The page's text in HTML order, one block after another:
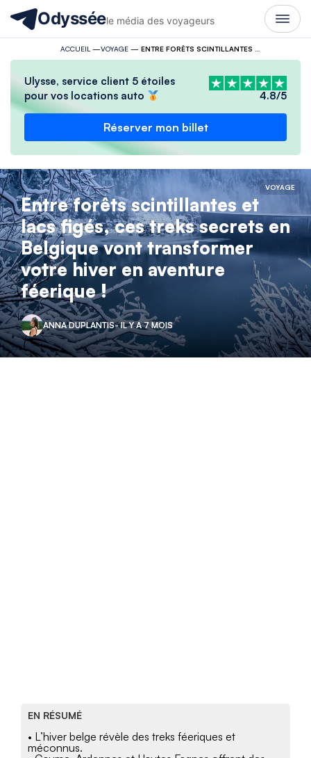
Odysséele média des voyageurs
ACCUEIL —VOYAGE—
Ulysse, service client 5 étoiles
pour vos locations auto
4.8/5
Réserver mon billet
VOYAGE
Entre forêts scintillantes et
lacs figés, ces treks secrets en
Belgique vont transformer
votre hiver en aventure
féerique !
ANNA DUPLANTIS- IL Y A 7 MOIS
EN RÉSUMÉ
• L’hiver belge révèle des treks féeriques et
méconnus.